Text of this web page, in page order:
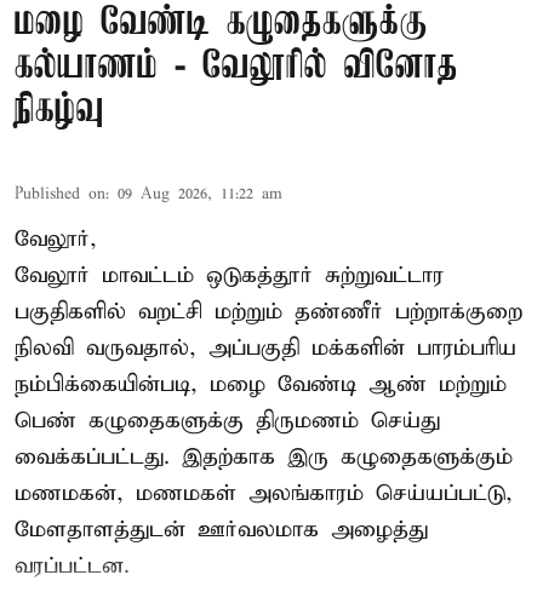
மழை வேண்டி கழுதைகளுக்கு
கல்யாணம் - வேலூரில் வினோத
நிகழ்வு
Published on: 09 Aug 2026, 11:22 am
வேலூர்,
வேலூர் மாவட்டம் ஒடுகத்தூர் சுற்றுவட்டார
பகுதிகளில் வறட்சி மற்றும் தண்ணீர் பற்றாக்குறை
நிலவி வருவதால், அப்பகுதி மக்களின் பாரம்பரிய
நம்பிக்கையின்படி, மழை வேண்டி ஆண் மற்றும்
பெண் கழுதைகளுக்கு திருமணம் செய்து
வைக்கப்பட்டது. இதற்காக இரு கழுதைகளுக்கும்
மணமகன், மணமகள் அலங்காரம் செய்யப்பட்டு,
மேளதாளத்துடன் ஊர்வலமாக அழைத்து
வரப்பட்டன.